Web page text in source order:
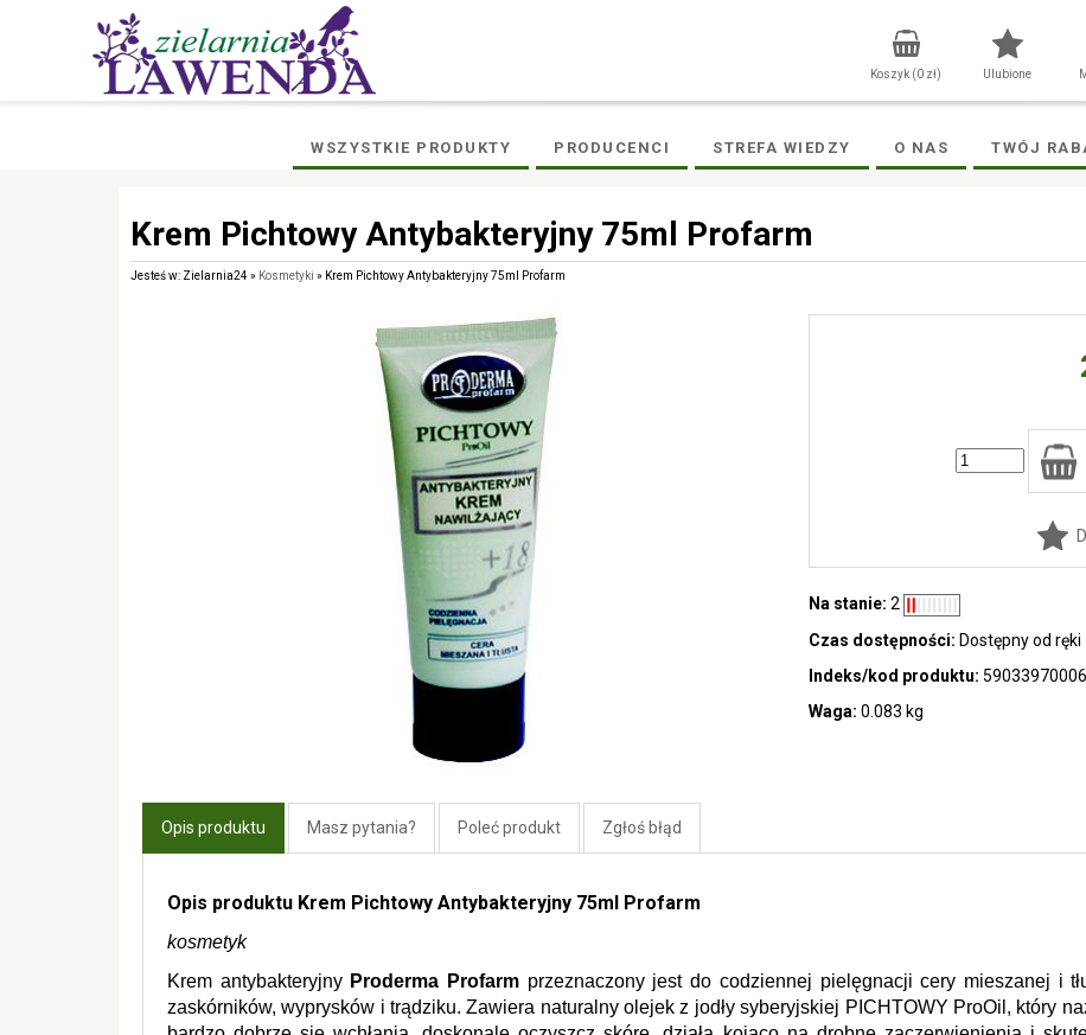
Ulubione
Koszyk (0 zł)
WSZYSTKIE PRODUKTY PRODUCENCI STREFA WIEDZY O NAS TWÓJ
Krem Pichtowy Antybakteryjny 75ml Profarm
Jesteś w: Zielarnia24 » Kosmetyki » Krem Pichtowy Antybakteryjny 75ml Profarm
Na stanie: 2
Czas dostępności: Dostępny od ręki
Indeks/kod produktu:
Waga: 0.083 kg
Opis produktu Masz pytania? Poleć produkt Zgłoś błąd
Opis produktu Krem Pichtowy Antybakteryjny 75ml Profarm
kosmetyk
Krem antybakteryjny Proderma Profarm przeznaczony jest do codziennej pielęgnacji cery mieszanej i
zaskórników, wyprysków i trądziku. Zawiera naturalny olejek z jodły syberyjskiej PICHTOWY ProOil, który